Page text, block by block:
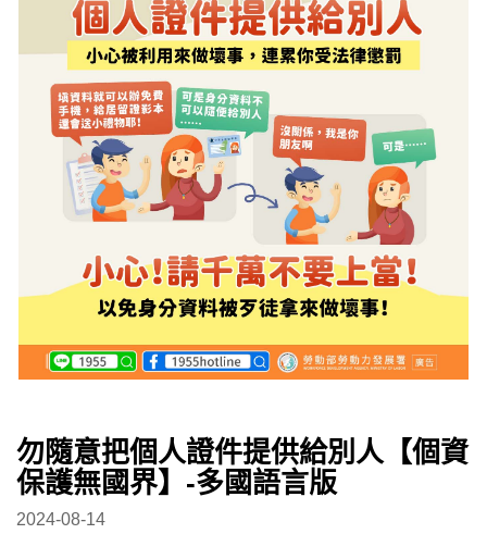
勿隨意把個人證件提供給別人【個資
保護無國界】-多國語言版
2024-08-14